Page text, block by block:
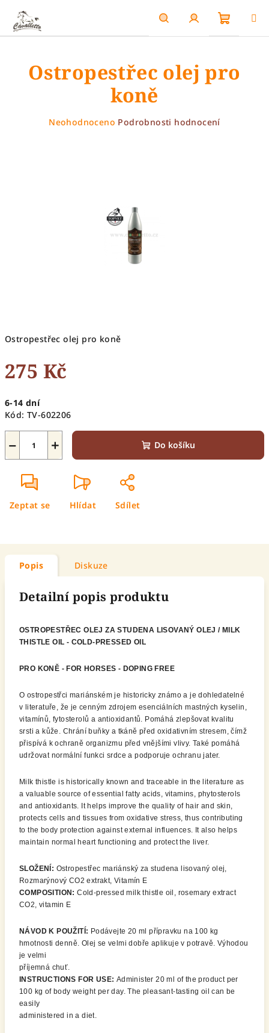
obsah
HledatPřihlášení
košík
Ostropestřec olej pro koně
275 Kč
cena:
6-14 dní
Kód: TV-602206
+
− Do košíku
Zeptat se Hlídat Sdílet
Ostropestřec olej pro
koně
Průměrné
Neohodnoceno Podrobnosti hodnocení
Popis Diskuze
Detailní popis produktu
OSTROPESTŘEC OLEJ ZA STUDENA LISOVANÝ OLEJ / MILK
THISTLE OIL - COLD-PRESSED OIL
PRO KONĚ - FOR HORSES - DOPING FREE
O ostropestřci mariánském je historicky známo a je dohledatelné
v literatuře, že je cenným zdrojem esenciálních mastných kyselin,
vitamínů, fytosterolů a antioxidantů. Pomáhá zlepšovat kvalitu
srsti a kůže. Chrání buňky a tkáně před oxidativním stresem, čímž
přispívá k ochraně organizmu před vnějšími vlivy. Také pomáhá
udržovat normální funkci srdce a podporuje ochranu jater.
Milk thistle is historically known and traceable in the literature as
a valuable source of essential fatty acids, vitamins, phytosterols
and antioxidants. It helps improve the quality of hair and skin,
protects cells and tissues from oxidative stress, thus contributing
to the body protection against external influences. It also helps
maintain normal heart functioning and protect the liver.
SLOŽENÍ: Ostropestřec mariánský za studena lisovaný olej,
Rozmarýnový CO2 extrakt, Vitamín E
COMPOSITION:Cold-pressed milk thistle oil, rosemary extract
CO2, vitamin E
NÁVOD K POUŽITÍ: Podávejte 20 ml přípravku na 100 kg
hmotnosti denně. Olej se velmi dobře aplikuje v potravě. Výhodou
je velmi
příjemná chuť.
INSTRUCTIONS FOR USE: Administer 20 ml of the product per
100 kg of body weight per day. The pleasant-tasting oil can be
easily
administered in a diet.